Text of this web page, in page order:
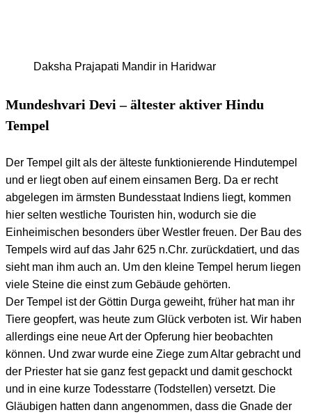
Daksha Prajapati Mandir in Haridwar
Mundeshvari Devi – ältester aktiver Hindu
Tempel
Der Tempel gilt als der älteste funktionierende Hindutempel
und er liegt oben auf einem einsamen Berg. Da er recht
abgelegen im ärmsten Bundesstaat Indiens liegt, kommen
hier selten westliche Touristen hin, wodurch sie die
Einheimischen besonders über Westler freuen. Der Bau des
Tempels wird auf das Jahr 625 n.Chr. zurückdatiert, und das
sieht man ihm auch an. Um den kleine Tempel herum liegen
viele Steine die einst zum Gebäude gehörten.
Der Tempel ist der Göttin Durga geweiht, früher hat man ihr
Tiere geopfert, was heute zum Glück verboten ist. Wir haben
allerdings eine neue Art der Opferung hier beobachten
können. Und zwar wurde eine Ziege zum Altar gebracht und
der Priester hat sie ganz fest gepackt und damit geschockt
und in eine kurze Todesstarre (Todstellen) versetzt. Die
Gläubigen hatten dann angenommen, dass die Gnade der